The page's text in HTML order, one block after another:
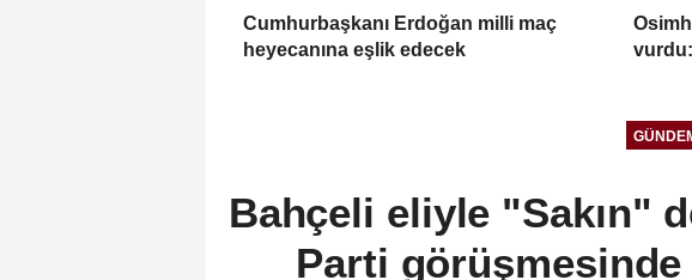
Cumhurbaşkanı Erdoğan milli maç
heyecanına eşlik edecek
Bahçeli eliyle "Sakın"
Parti